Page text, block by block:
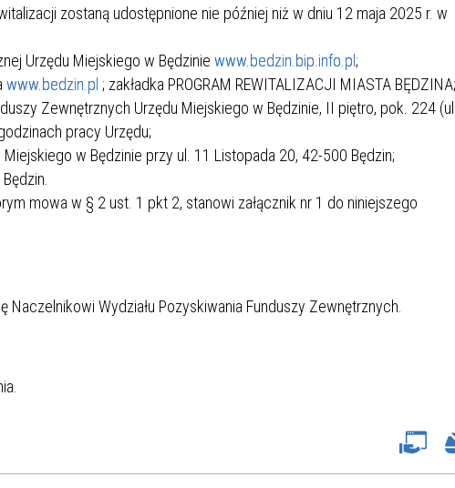
zostaną udostępnione nie później niż w dniu 12 maja 2025 r. w
Urzędu Miejskiego w Będzinie www.bedzin.bip.info.pl ;
www.bedzin.pl ; zakładka PROGRAM REWITALIZACJI MIASTA BĘDZINA;
Zewnętrznych Urzędu Miejskiego w Będzinie, II piętro, pok. 224 (ul.
pracy Urzędu;
w Będzinie przy ul. 11 Listopada 20, 42-500 Będzin;
mowa w § 2 ust. 1 pkt 2, stanowi załącznik nr 1 do niniejszego
Wydziału Pozyskiwania Funduszy Zewnętrznych.